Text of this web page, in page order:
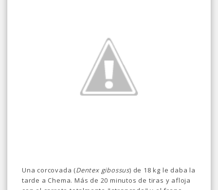
Una corcovada (Dentex gibossus) de 18 kg le daba la
tarde a Chema. Más de 20 minutos de tiras y afloja